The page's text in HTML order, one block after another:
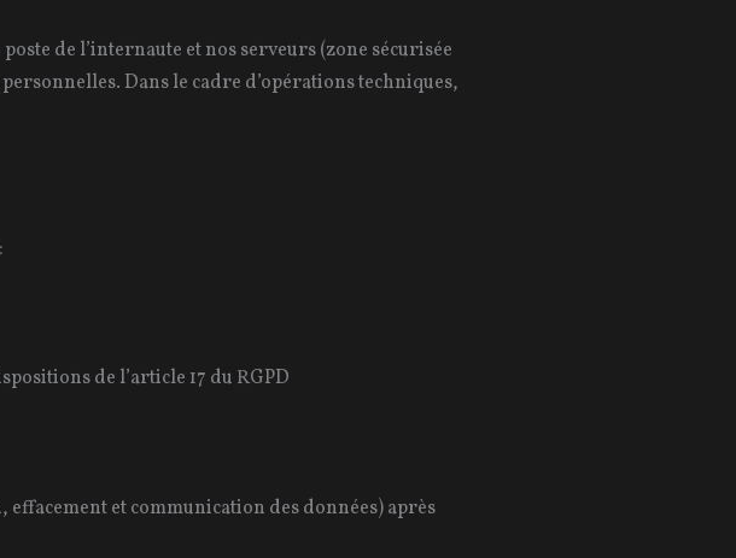
de l’internaute et nos serveurs (zone sécurisée
Dans le cadre d’opérations techniques,
de l’article 17 du RGPD
et communication des données) après